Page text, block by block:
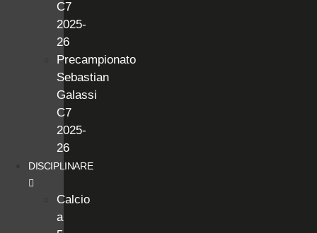
C7
2025-
26
Precampionato
Sebastian
Galassi
C7
2025-
26
DISCIPLINARE
Calcio
a